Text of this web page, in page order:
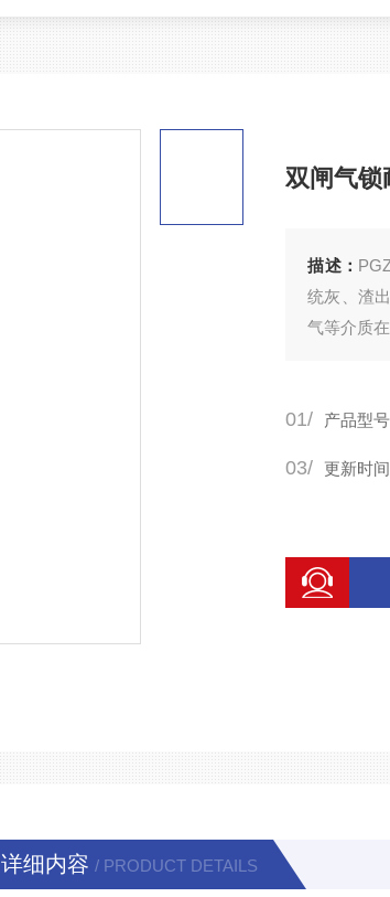
双闸气锁
描述：
统灰、渣
气等介质
01/ 产品型
03/ 更新时
详细内容 / PRODUCT DETAILS